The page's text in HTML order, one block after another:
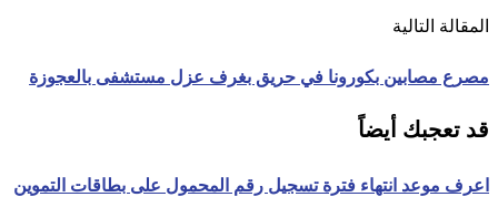
المقالة التالية
مصرع مصابين بكورونا في حريق بغرف عزل مستشفى بالعجوزة
قد تعجبك أيضاً
اعرف موعد انتهاء فترة تسجيل رقم المحمول على بطاقات التموين